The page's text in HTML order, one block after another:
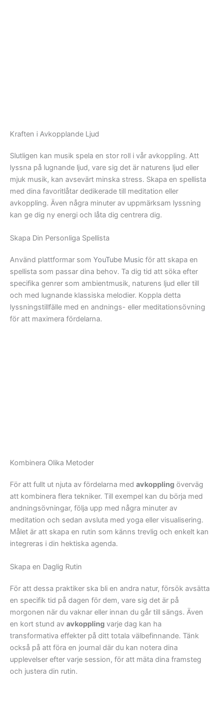
Kraften i Avkopplande Ljud
Slutligen kan musik spela en stor roll i vår avkoppling. Att
lyssna på lugnande ljud, vare sig det är naturens ljud eller
mjuk musik, kan avsevärt minska stress. Skapa en spellista
med dina favoritlåtar dedikerade till meditation eller
avkoppling. Även några minuter av uppmärksam lyssning
kan ge dig ny energi och låta dig centrera dig.
Skapa Din Personliga Spellista
Använd plattformar som YouTube Music för att skapa en
spellista som passar dina behov. Ta dig tid att söka efter
specifika genrer som ambientmusik, naturens ljud eller till
och med lugnande klassiska melodier. Koppla detta
lyssningstillfälle med en andnings- eller meditationsövning
för att maximera fördelarna.
Kombinera Olika Metoder
För att fullt ut njuta av fördelarna med avkoppling överväg
att kombinera flera tekniker. Till exempel kan du börja med
andningsövningar, följa upp med några minuter av
meditation och sedan avsluta med yoga eller visualisering.
Målet är att skapa en rutin som känns trevlig och enkelt kan
integreras i din hektiska agenda.
Skapa en Daglig Rutin
För att dessa praktiker ska bli en andra natur, försök avsätta
en specifik tid på dagen för dem, vare sig det är på
morgonen när du vaknar eller innan du går till sängs. Även
en kort stund av avkoppling varje dag kan ha
transformativa effekter på ditt totala välbefinnande. Tänk
också på att föra en journal där du kan notera dina
upplevelser efter varje session, för att mäta dina framsteg
och justera din rutin.